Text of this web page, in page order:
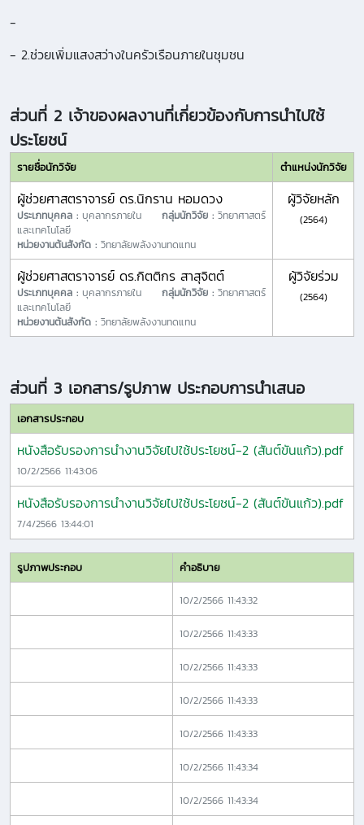
-
- 2.ช่วยเพิ่มแสงสว่างในครัวเรือนภายในชุมชน
ส่วนที่ 2 เจ้าของผลงานที่เกี่ยวข้องกับการนำไปใช้
ประโยชน์
รายชื่อนักวิจัย ตำแหน่งนักวิจัย
ผู้ช่วยศาสตราจารย์ ดร.นิกราน หอมดวง
ประเภทบุคคล : บุคลากรภายใน กลุ่มนักวิจัย : วิทยาศาสตร์
และเทคโนโลยี
หน่วยงานต้นสังกัด : วิทยาลัยพลังงานทดแทน
ผู้วิจัยหลัก
(2564)
ผู้ช่วยศาสตราจารย์ ดร.กิตติกร สาสุจิตต์
ประเภทบุคคล : บุคลากรภายใน กลุ่มนักวิจัย : วิทยาศาสตร์
และเทคโนโลยี
หน่วยงานต้นสังกัด : วิทยาลัยพลังงานทดแทน
ผู้วิจัยร่วม
(2564)
ส่วนที่ 3 เอกสาร/รูปภาพ ประกอบการนำเสนอ
เอกสารประกอบ
หนังสือรับรองการนำงานวิจัยไปใช้ประโยชน์-2 (สันต์ขันแก้ว).pdf
10/2/2566 11:43:06
หนังสือรับรองการนำงานวิจัยไปใช้ประโยชน์-2 (สันต์ขันแก้ว).pdf
7/4/2566 13:44:01
รูปภาพประกอบ คำอธิบาย
10/2/2566 11:43:32
10/2/2566 11:43:33
10/2/2566 11:43:33
10/2/2566 11:43:33
10/2/2566 11:43:33
10/2/2566 11:43:34
10/2/2566 11:43:34